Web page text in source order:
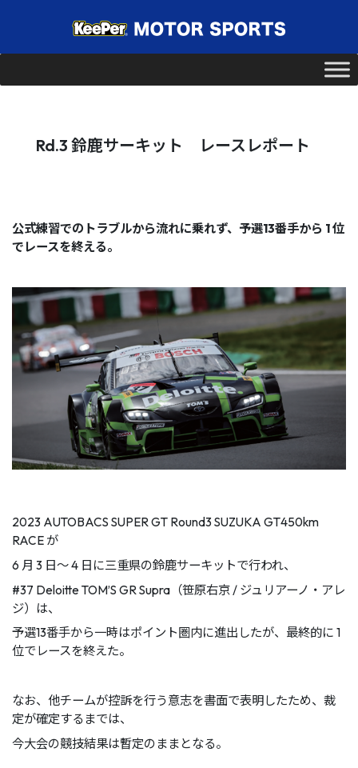
Rd.3 鈴鹿サーキット レースレポート
公式練習でのトラブルから流れに乗れず、予選13番手から 1 位
でレースを終える。
2023 AUTOBACS SUPER GT Round3 SUZUKA GT450km
RACE が
6 月 3 日～ 4 日に三重県の鈴鹿サーキットで行われ、
#37 Deloitte TOM’S GR Supra（笹原右京 / ジュリアーノ・アレ
ジ）は、
予選13番手から一時はポイント圏内に進出したが、最終的に 1
位でレースを終えた。
なお、他チームが控訴を行う意志を書面で表明したため、裁
定が確定するまでは、
今大会の競技結果は暫定のままとなる。